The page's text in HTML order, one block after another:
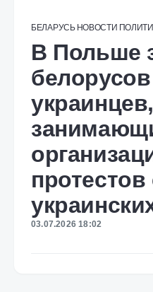
БЕЛАРУСЬ НОВОСТИ
В Польше
украинцев,
протестов
03.07.2026 18:02